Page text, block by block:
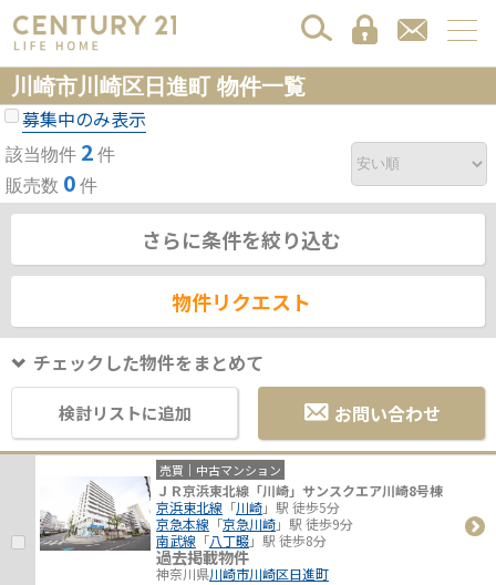
川崎市川崎区日進町 物件一覧
募集中のみ表示
該当物件 2 件
販売数 0 件
さらに条件を絞り込む
物件リクエスト
チェックした物件をまとめて
検討リストに追加 お問い合わせ
売買｜中古マンション
ＪＲ京浜東北線「川崎」サンスクエア川崎8号棟
京浜東北線 「川崎」駅 徒歩5分
京急本線 「京急川崎」駅 徒歩9分
南武線 「八丁畷」駅 徒歩8分
過去掲載物件
神奈川県川崎市川崎区日進町